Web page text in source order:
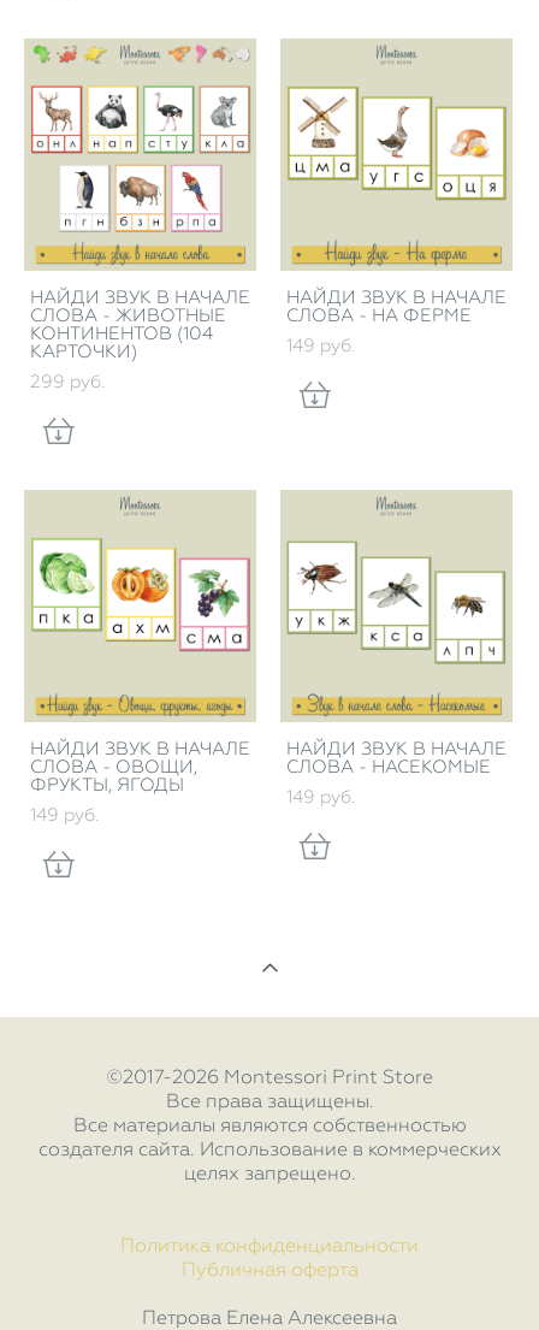
НАЙДИ ЗВУК В НАЧАЛЕ
СЛОВА - ЖИВОТНЫЕ
КОНТИНЕНТОВ (104
КАРТОЧКИ)
299 pуб.
НАЙДИ ЗВУК В НАЧАЛЕ
СЛОВА - НА ФЕРМЕ
149 pуб.
НАЙДИ ЗВУК В НАЧАЛЕ
СЛОВА - ОВОЩИ,
ФРУКТЫ, ЯГОДЫ
149 pуб.
НАЙДИ ЗВУК В НАЧАЛЕ
СЛОВА - НАСЕКОМЫЕ
149 pуб.
©2017-2026 Montessori Print Store
Все права защищены.
Все материалы являются собственностью
создателя сайта. Использование в коммерческих
целях запрещено.
Политика конфиденциальности
Публичная оферта
Петрова Елена Алексеевна